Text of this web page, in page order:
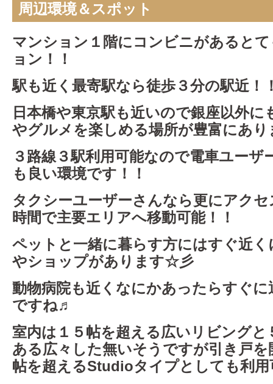
周辺環境＆スポット
マンション１階にコンビニがあると
ョン！！
駅も近く最寄駅なら徒歩３分の駅近！
日本橋や東京駅も近いので銀座以外に
やグルメを楽しめる場所が豊富にあり
３路線３駅利用可能なので電車ユーザ
も良い環境です！！
タクシーユーザーさんなら更にアク
時間で主要エリアへ移動可能！！
ペットと一緒に暮らす方にはすぐ近
やショップがあります☆彡
動物病院も近くなにかあったらすぐ
ですね♬
室内は１５帖を超える広いリビングと
ある広々した無いそうですが引き戸を
帖を超えるStudioタイプとしても利用